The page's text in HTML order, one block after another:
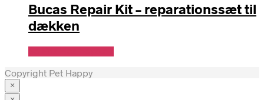
Bucas Repair Kit – reparationssæt til
dækken
Copyright Pet Happy
×